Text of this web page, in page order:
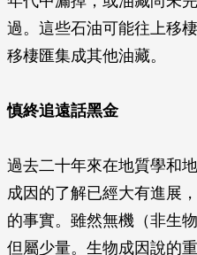
過。這些石油可能往上移
移棲匯集成其他油藏。
慎終追遠話黑金
過去二十年來在地質學和
成因的了解已經大有進展
的事實。雖然無機（非生
但屬少量。生物成因說的